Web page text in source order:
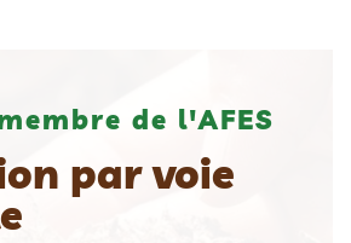
de l'AFES
par voie